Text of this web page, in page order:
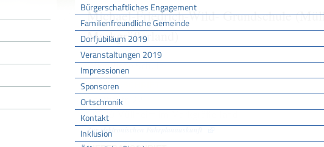
Bürgerschaftliches Engagement
Familienfreundliche Gemeinde
Dorfjubiläum 2019
Veranstaltungen 2019
Impressionen
Sponsoren
Ortschronik
Kontakt
Inklusion
Michael-Friedrich-Wild- Grundschule
Markgräflerland)
Öffentliche Schule
HAUSANSCHRIFT
Goethestr. 22
79379Müllheim im Markgräflerland
Zur elektronischen Fahrplanauskunft